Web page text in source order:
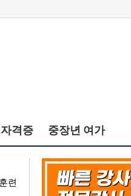
격증 중장년 여가
련